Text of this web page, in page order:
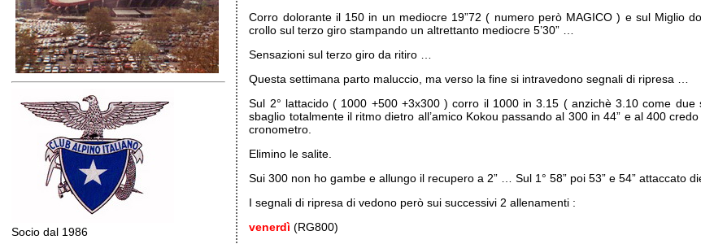
Socio dal 1986
Corro dolorante il 150 in un mediocre 19”72 ( numero però MAGICO ) e sul Miglio
crollo sul terzo giro stampando un altrettanto mediocre 5’30” …
Sensazioni sul terzo giro da ritiro …
Questa settimana parto maluccio, ma verso la fine si intravedono segnali di ripresa …
Sul 2° lattacido ( 1000 +500 +3x300 ) corro il 1000 in 3.15 ( anzichè 3.10 come
sbaglio totalmente il ritmo dietro all’amico Kokou passando al 300 in 44” e al 400
cronometro.
Elimino le salite.
Sui 300 non ho gambe e allungo il recupero a 2” … Sul 1° 58” poi 53” e 54” attaccato
I segnali di ripresa di vedono però sui successivi 2 allenamenti :
venerdì (RG800)